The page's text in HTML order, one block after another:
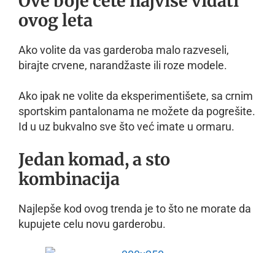
ovog leta
Ako volite da vas garderoba malo razveseli,
birajte crvene, narandžaste ili roze modele.
Ako ipak ne volite da eksperimentišete, sa crnim
sportskim pantalonama ne možete da pogrešite.
Id u uz bukvalno sve što već imate u ormaru.
Jedan komad, a sto
kombinacija
Najlepše kod ovog trenda je to što ne morate da
kupujete celu novu garderobu.